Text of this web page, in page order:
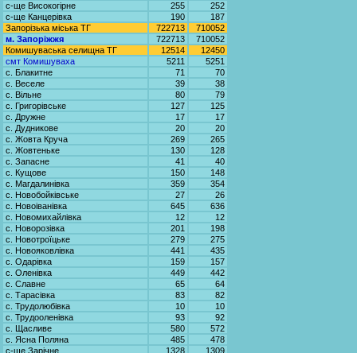
с-ще Високогірне
255
252
с-ще Канцерівка
190
187
Запорізька міська ТГ
722713
710052
м. Запоріжжя
722713
710052
Комишуваська селищна ТГ
12514
12450
смт Комишуваха
5211
5251
с. Блакитне
71
70
с. Веселе
39
38
с. Вільне
80
79
с. Григорівське
127
125
с. Дружне
17
17
с. Дудникове
20
20
с. Жовта Круча
269
265
с. Жовтеньке
130
128
с. Запасне
41
40
с. Кущове
150
148
с. Магдалинівка
359
354
с. Новобойківське
27
26
с. Новоіванівка
645
636
с. Новомихайлівка
12
12
с. Новорозівка
201
198
с. Новотроїцьке
279
275
с. Новояковлівка
441
435
с. Одарівка
159
157
с. Оленівка
449
442
с. Славне
65
64
с. Тарасівка
83
82
с. Трудолюбівка
10
10
с. Трудооленівка
93
92
с. Щасливе
580
572
с. Ясна Поляна
485
478
с-ще Зарічне
1328
1309